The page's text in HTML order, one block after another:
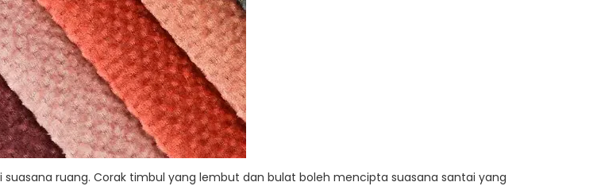
ruang. Corak timbul yang lembut dan bulat boleh mencipta suasana santai yang